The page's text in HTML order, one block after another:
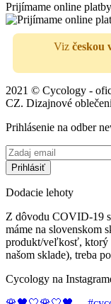
Prijímame online
Viz českou
2021 © Cycology -
CZ. Dizajnové
Prihlásenie na odber
Dodacie lehoty
Z dôvodu COVID-19
máme na slovenskom
produkt/veľkosť, ktorý
našom sklade), treba
Cycology na